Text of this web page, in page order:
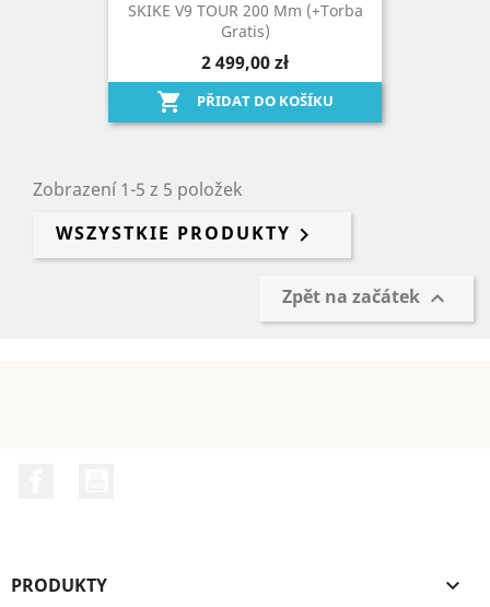
SKIKE V9 TOUR 200 Mm (+torba
Gratis)
2 499,00 zł
 PŘIDAT DO KOŠÍKU
Zobrazení 1-5 z 5 položek
WSZYSTKIE PRODUKTY 
Zpět na začátek 
PRODUKTY 